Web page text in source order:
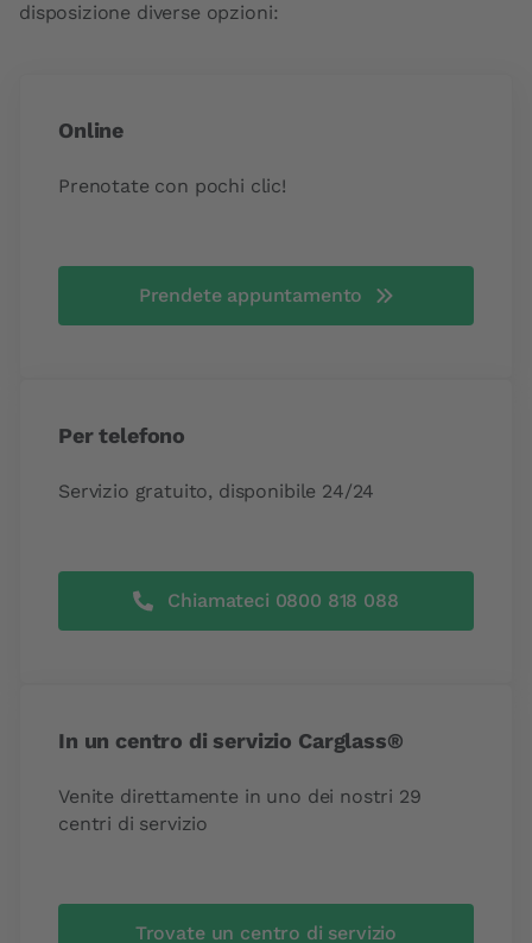
disposizione diverse opzioni:
Online
Prenotate con pochi clic!
Prendete appuntamento
Per telefono
Servizio gratuito, disponibile 24/24
Chiamateci 0800 818 088
In un centro di servizio Carglass®
Venite direttamente in uno dei nostri 29
centri di servizio
Trovate un centro di servizio